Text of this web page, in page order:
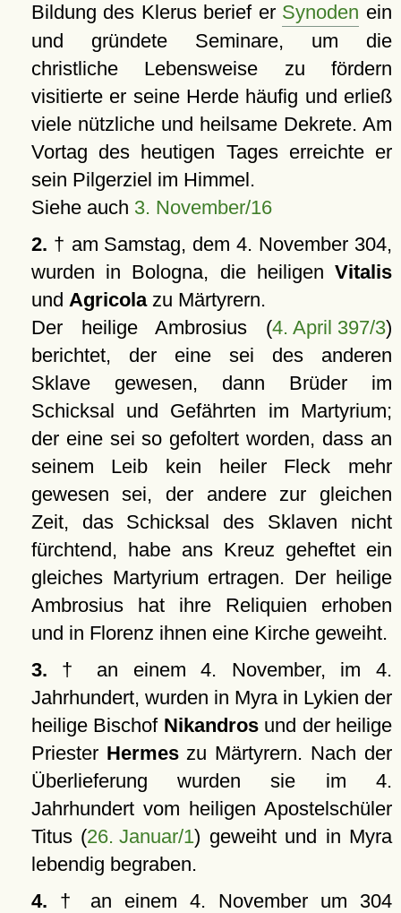
Bildung des Klerus berief er Synoden ein
und gründete Seminare, um die
christliche Lebensweise zu fördern
visitierte er seine Herde häufig und erließ
viele nützliche und heilsame Dekrete. Am
Vortag des heutigen Tages erreichte er
sein Pilgerziel im Himmel.
Siehe auch 3. November/16
2. † am Samstag, dem 4. November 304,
wurden in Bologna, die heiligen Vitalis
und Agricolazu Märtyrern.
Der heilige Ambrosius (4. April 397/3)
berichtet, der eine sei des anderen
Sklave gewesen, dann Brüder im
Schicksal und Gefährten im Martyrium;
der eine sei so gefoltert worden, dass an
seinem Leib kein heiler Fleck mehr
gewesen sei, der andere zur gleichen
Zeit, das Schicksal des Sklaven nicht
fürchtend, habe ans Kreuz geheftet ein
gleiches Martyrium ertragen. Der heilige
Ambrosius hat ihre Reliquien erhoben
und in Florenz ihnen eine Kirche geweiht.
3. † an einem 4. November, im 4.
Jahrhundert, wurden in Myra in Lykien der
heilige Bischof Nikandrosund der heilige
Priester Hermeszu Märtyrern. Nach der
Überlieferung wurden sie im 4.
Jahrhundert vom heiligen Apostelschüler
Titus (26. Januar/1) geweiht und in Myra
lebendig begraben.
4. † an einem 4. November um 304